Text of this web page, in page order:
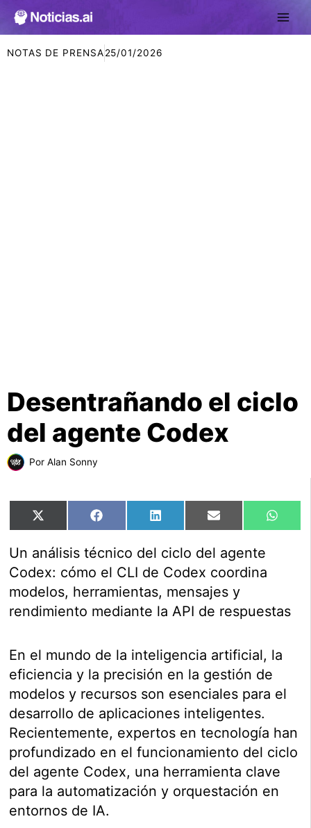
NOTAS DE PRENSA25/01/2026
Desentrañando el ciclo
del agente Codex
Por Alan Sonny
Compartir
en
X
(Twitter)
Compartir
en
FacebookCompartir
en
LinkedInCompartir
en
Email
en
Un análisis técnico del ciclo del agente
Codex: cómo el CLI de Codex coordina
modelos, herramientas, mensajes y
rendimiento mediante la API de respuestas
En el mundo de la inteligencia artificial, la
eficiencia y la precisión en la gestión de
modelos y recursos son esenciales para el
desarrollo de aplicaciones inteligentes.
Recientemente, expertos en tecnología han
profundizado en el funcionamiento del ciclo
del agente Codex, una herramienta clave
para la automatización y orquestación en
entornos de IA.